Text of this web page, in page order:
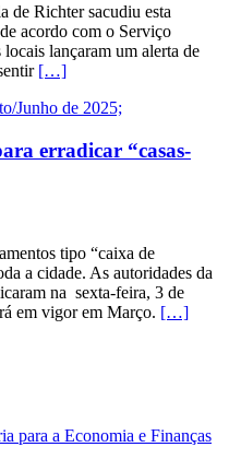
de Richter sacudiu esta
acordo com o Serviço
lançaram um alerta de
[…]
erradicar “casas-
tipo “caixa de
a cidade. As autoridades da
na sexta-feira, 3 de
em vigor em Março. […]
para a Economia e Finanças